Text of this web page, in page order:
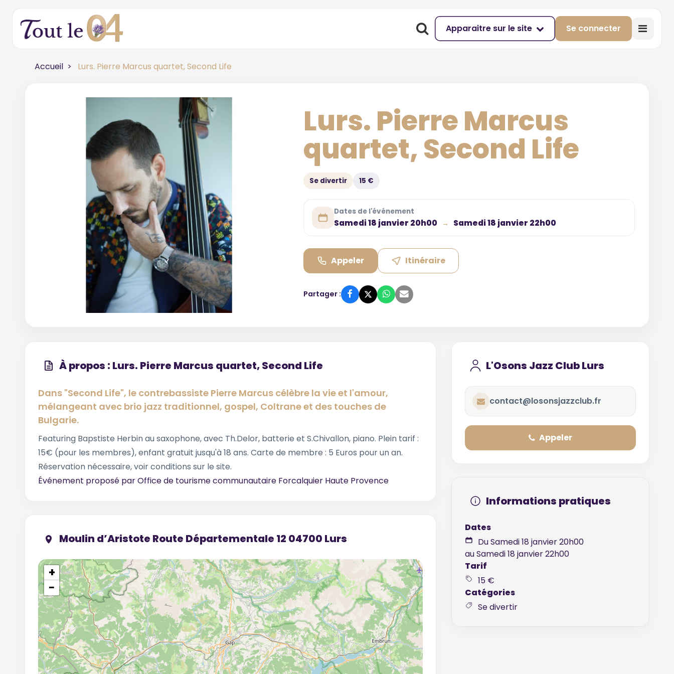
Apparaitre sur le site Se connecter
Accueil Lurs. Pierre Marcus quartet, Second Life
Lurs. Pierre Marcus
quartet, Second Life
Se divertir 15 €
Dates de l'événement
Samedi 18 janvier 20h00 → Samedi 18 janvier 22h00
Appeler Itinéraire
Partager :
À propos : Lurs. Pierre Marcus quartet, Second Life
Dans "Second Life", le contrebassiste Pierre Marcus célèbre la vie et l'amour,
mélangeant avec brio jazz traditionnel, gospel, Coltrane et des touches de
Bulgarie.
Featuring Bapstiste Herbin au saxophone, avec Th.Delor, batterie et S.Chivallon, piano. Plein tarif :
15€ (pour les membres), enfant gratuit jusqu'à 18 ans. Carte de membre : 5 Euros pour un an.
Réservation nécessaire, voir conditions sur le site.
Événement proposé parOffice de tourisme communautaire Forcalquier Haute Provence
Moulin d’Aristote Route Départementale 12 04700 Lurs
+
−
L'Osons Jazz Club Lurs
contact@losonsjazzclub.fr
Appeler
Informations pratiques
Dates
Du Samedi 18 janvier 20h00
au Samedi 18 janvier 22h00
Tarif
15 €
Catégories
Se divertir